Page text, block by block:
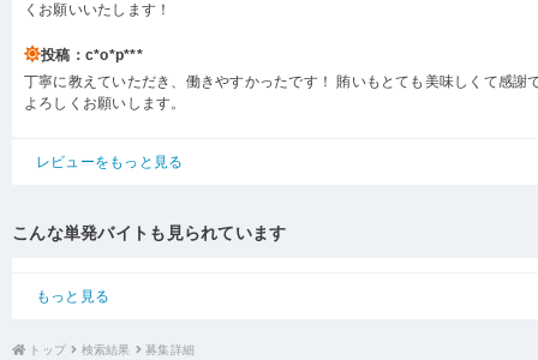
くお願いいたします！
投稿：c*o*p***
丁寧に教えていただき、働きやすかったです！ 賄いもとても美味しくて感謝
よろしくお願いします。
レビューをもっと見る
こんな単発バイトも見られています
もっと見る
トップ 検索結果 募集詳細